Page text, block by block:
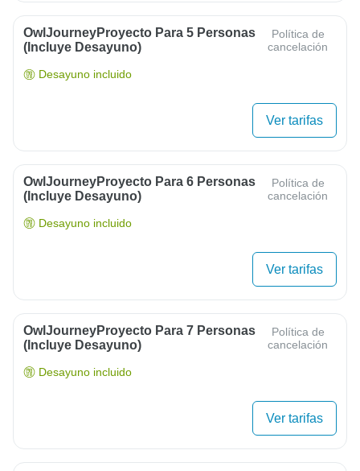
OwlJourneyProyecto Para 5 Personas
(Incluye Desayuno)
Política de
cancelación
Desayuno incluido
Ver tarifas
OwlJourneyProyecto Para 6 Personas
(Incluye Desayuno)
Política de
cancelación
Desayuno incluido
Ver tarifas
OwlJourneyProyecto Para 7 Personas
(Incluye Desayuno)
Política de
cancelación
Desayuno incluido
Ver tarifas